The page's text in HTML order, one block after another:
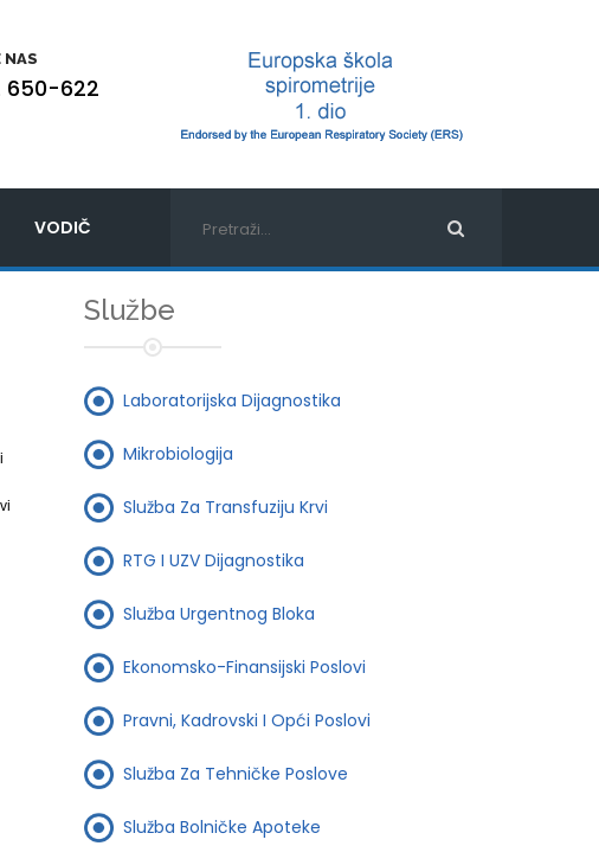
NAS
650-622
VODIČ
Službe
Laboratorijska Dijagnostika
Mikrobiologija
Služba Za Transfuziju Krvi
RTG I UZV Dijagnostika
Služba Urgentnog Bloka
Ekonomsko-Finansijski Poslovi
Pravni, Kadrovski I Opći Poslovi
Služba Za Tehničke Poslove
Služba Bolničke Apoteke